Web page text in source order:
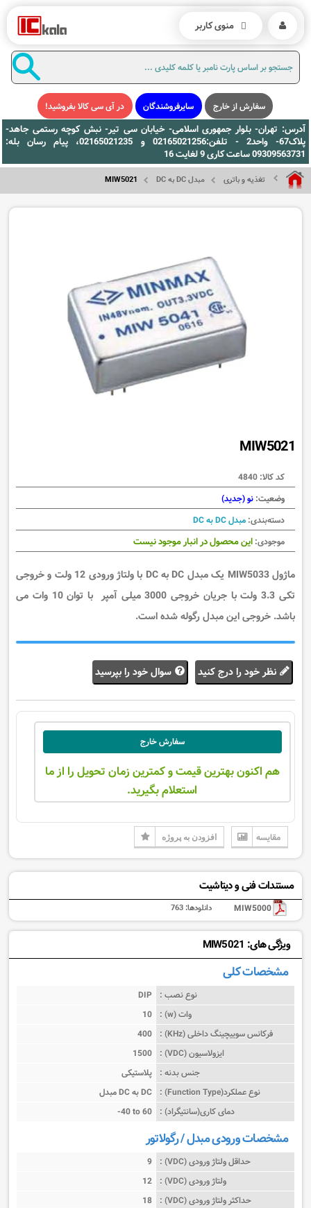
سفارش از خارج سایرفروشندگان در آی سی کالا بفروشید!
آدرس: تهران- بلوار جمهوری اسلامی- خیابان سی تیر- نبش کوچه رستمی جاهد-
پلاک67- واحد2 - تلفن:02165021256 و 02165021235، پیام رسان بله:
09309563731 ساعت کاری 9 لغایت 16
تغذیه و باتری مبدل DC به DC MIW5021
MIW5021
کد کالا: 4840
وضعیت: نو (جدید)
دسته‌بندی: مبدل DC به DC
موجودی: این محصول در انبار موجود نیست
ماژول MIW5033 یک مبدل DC به DC با ولتاژ ورودی 12 ولت و خروجی
تکی 3.3 ولت با جریان خروجی 3000 میلی آمپر
با توان 10 وات می
باشد. خروجی این مبدل رگوله شده است.
نظر خود را درج کنید سوال خود را بپرسید
سفارش خارج
هم اکنون بهترین قیمت و کمترین زمان تحویل را از ما
استعلام بگیرید.
مقایسه افزودن به پروژه
مستندات فنی و دیتاشیت
MIW5000 دانلودها: 763
ویژگی های: MIW5021
مشخصات کلی
نوع نصب : DIP
وات (w) :
10
فرکانس سوییچینگ داخلی (KHz) :
400
ایزولاسیون (VDC) :
1500
جنس بدنه : پلاستیکی
نوع عملکرد(Function Type) :
مبدل DC به DC
دمای کاری(سانتیگراد) : -40 to 60
مشخصات ورودی مبدل / رگولاتور
حداقل ولتاژ ورودی (VDC) :
9
ولتاژ ورودی (VDC) :
12
حداکثر ولتاژ ورودی (VDC) :
18
منوی کاربر